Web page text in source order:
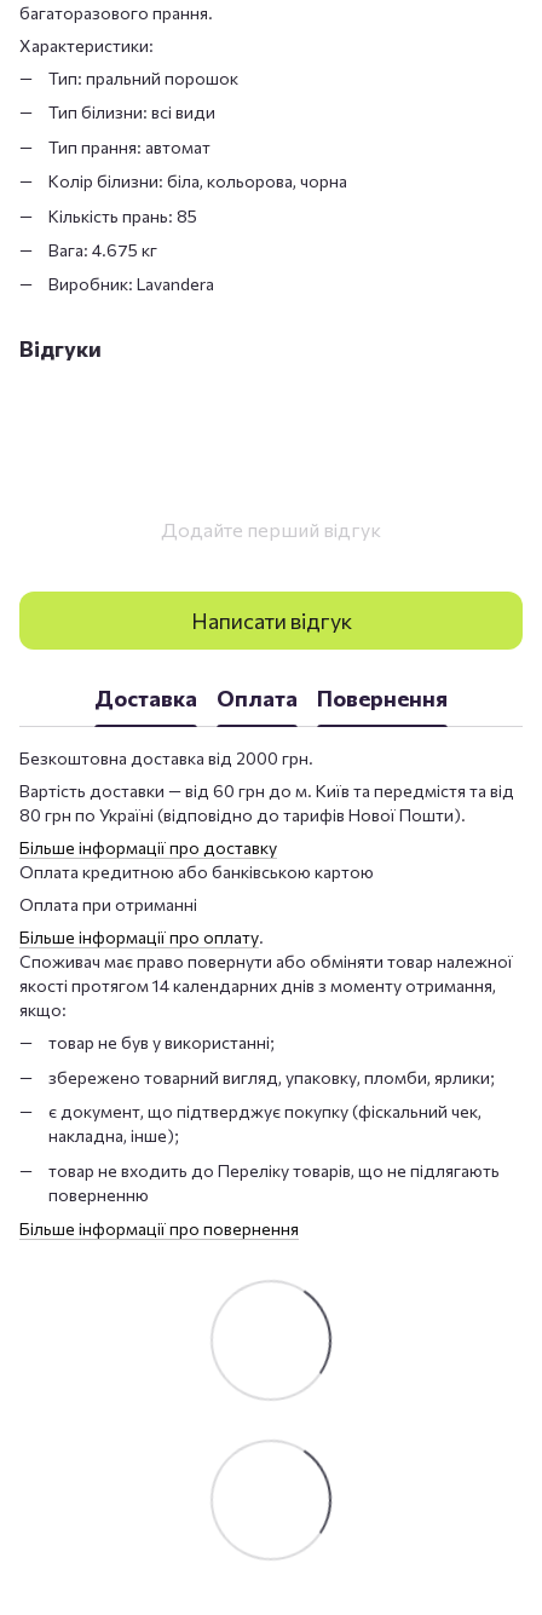
багаторазового прання.
Характеристики:
Тип: пральний порошок
Тип білизни: всі види
Тип прання: автомат
Колір білизни: біла, кольорова, чорна
Кількість прань: 85
Вага: 4.675 кг
Виробник: Lavandera
Відгуки
Додайте перший відгук
Написати відгук
Доставка Оплата Повернення
Безкоштовна доставка від 2000 грн.
Вартість доставки — від 60 грн до м. Київ та передмістя та від
80 грн по Україні (відповідно до тарифів Нової Пошти).
Більше інформації про доставку
Оплата кредитною або банківською картою
Оплата при отриманні
Більше інформації про оплату.
Споживач має право повернути або обміняти товар належної
якості протягом 14 календарних днів з моменту отримання,
якщо:
товар не був у використанні;
збережено товарний вигляд, упаковку, пломби, ярлики;
є документ, що підтверджує покупку (фіскальний чек,
накладна, інше);
товар не входить до Переліку товарів, що не підлягають
поверненню
Більше інформації про повернення